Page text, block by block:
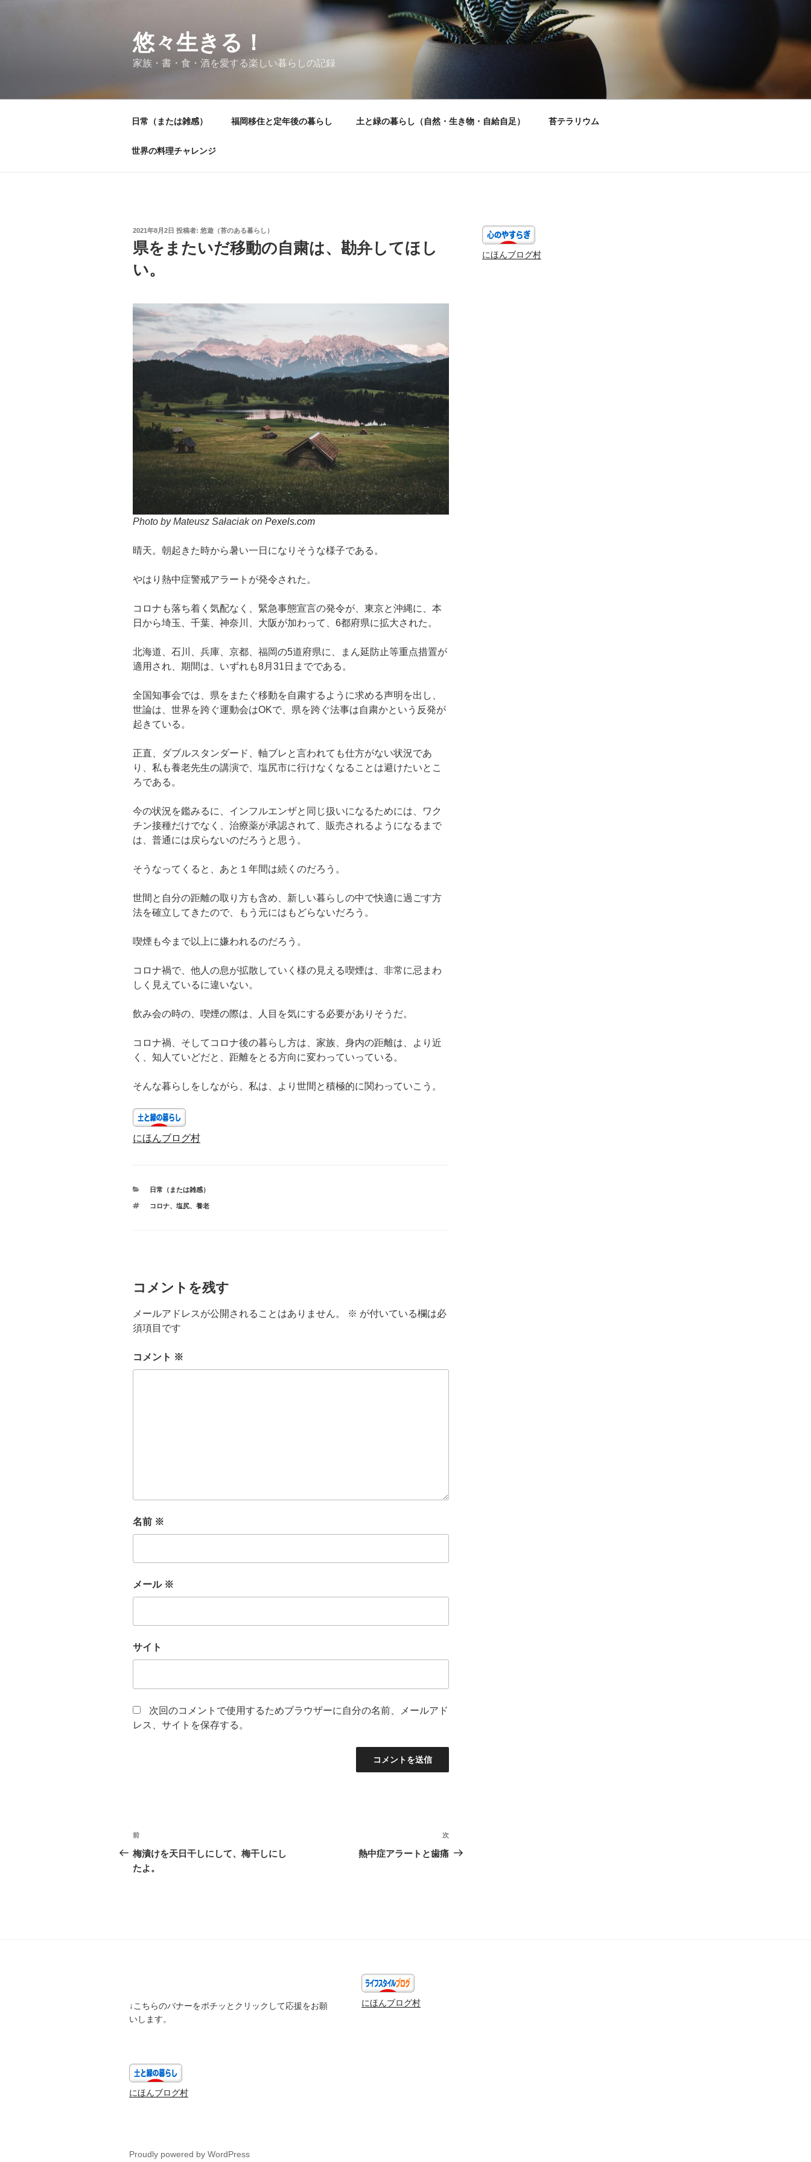
悠々生きる！
家族・書・食・酒を愛する楽しい暮らしの記録
日常（または雑感） 福岡移住と定年後の暮らし 土と緑の暮らし（自然・生き物・自給自足） 苔テラリウム
世界の料理チャレンジ
投
稿
日:
2021年8月2日 投稿者: 悠遊（苔のある暮らし）
県をまたいだ移動の自粛は、勘弁してほし
い。
Photo by Mateusz Sałaciak on Pexels.com
晴天。朝起きた時から暑い一日になりそうな様子である。
やはり熱中症警戒アラートが発令された。
コロナも落ち着く気配なく、緊急事態宣言の発令が、東京と沖縄に、本
日から埼玉、千葉、神奈川、大阪が加わって、6都府県に拡大された。
北海道、石川、兵庫、京都、福岡の5道府県に、まん延防止等重点措置が
適用され、期間は、いずれも8月31日までである。
全国知事会では、県をまたぐ移動を自粛するように求める声明を出し、
世論は、世界を跨ぐ運動会はOKで、県を跨ぐ法事は自粛かという反発が
起きている。
正直、ダブルスタンダード、軸ブレと言われても仕方がない状況であ
り、私も養老先生の講演で、塩尻市に行けなくなることは避けたいとこ
ろである。
今の状況を鑑みるに、インフルエンザと同じ扱いになるためには、ワク
チン接種だけでなく、治療薬が承認されて、販売されるようになるまで
は、普通には戻らないのだろうと思う。
そうなってくると、あと１年間は続くのだろう。
世間と自分の距離の取り方も含め、新しい暮らしの中で快適に過ごす方
法を確立してきたので、もう元にはもどらないだろう。
喫煙も今まで以上に嫌われるのだろう。
コロナ禍で、他人の息が拡散していく様の見える喫煙は、非常に忌まわ
しく見えているに違いない。
飲み会の時の、喫煙の際は、人目を気にする必要がありそうだ。
コロナ禍、そしてコロナ後の暮らし方は、家族、身内の距離は、より近
く、知人ていどだと、距離をとる方向に変わっていっている。
そんな暮らしをしながら、私は、より世間と積極的に関わっていこう。
にほんブログ村
カ
ゴ
日常（または雑感）
タ
コロナ、 塩尻、 養老
コメントを残す
メールアドレスが公開されることはありません。 ※ が付いている欄は必
須項目です
コメント ※
名前 ※
メール ※
サイト
次回のコメントで使用するためブラウザーに自分の名前、メールアド
レス、サイトを保存する。
投
稿
ナ
ン
前
の
投
前
梅漬けを天日干しにして、梅干しにし
たよ。
次
の
次
熱中症アラートと歯痛
にほんブログ村
↓こちらのバナーをポチッとクリックして応援をお願
いします。
にほんブログ村
にほんブログ村
Proudly powered by WordPress